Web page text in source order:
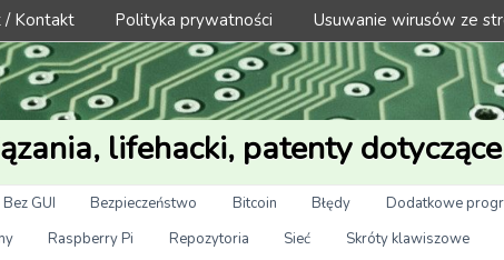
/ Kontakt Polityka prywatności Usuwanie wirusów ze
lifehacki, patenty
Bez GUI Bezpieczeństwo Bitcoin Błędy Dodatkowe
Raspberry Pi Repozytoria Sieć Skróty klawiszowe